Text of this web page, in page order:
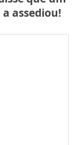
assediou!